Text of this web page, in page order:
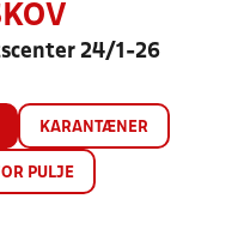
24/1-26
KARANTÆNER
PULJE